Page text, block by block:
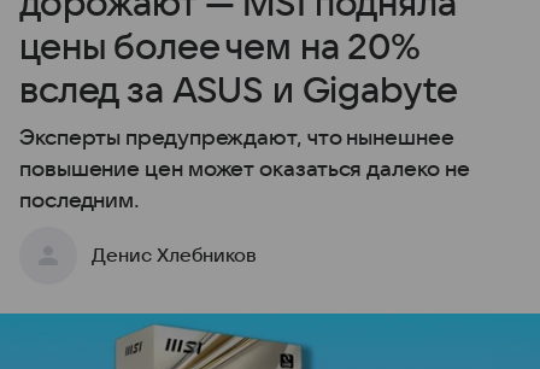
цены более чем на 20%
вслед за ASUS и Gigabyte
Эксперты предупреждают, что нынешнее
повышение цен может оказаться далеко не
последним.
Денис Хлебников